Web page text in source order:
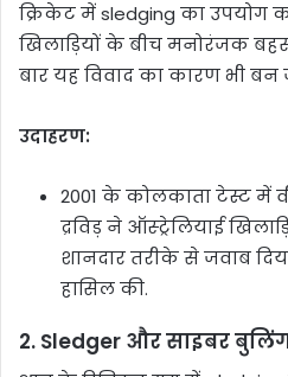
क्रिकेट में sledging का उपयोग
खिलाड़ियों के बीच मनोरंजक
बार यह विवाद का कारण भी बन
उदाहरण:
2001 के कोलकाता टेस्ट में
द्रविड़ ने ऑस्ट्रेलियाई
शानदार तरीके से जवाब
हासिल की.
2. Sledger और साइबर